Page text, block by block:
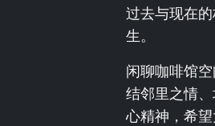
过去与现在
生。
闲聊咖啡馆
结邻里之情
心精神，希